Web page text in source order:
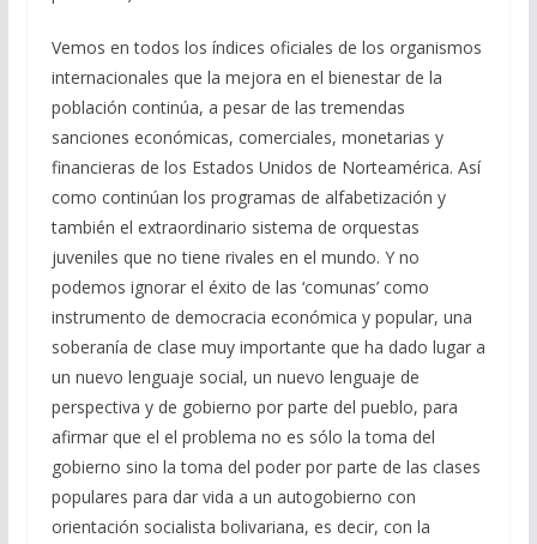
Vemos en todos los índices oficiales de los organismos
internacionales que la mejora en el bienestar de la
población continúa, a pesar de las tremendas
sanciones económicas, comerciales, monetarias y
financieras de los Estados Unidos de Norteamérica. Así
como continúan los programas de alfabetización y
también el extraordinario sistema de orquestas
juveniles que no tiene rivales en el mundo. Y no
podemos ignorar el éxito de las ‘comunas’ como
instrumento de democracia económica y popular, una
soberanía de clase muy importante que ha dado lugar a
un nuevo lenguaje social, un nuevo lenguaje de
perspectiva y de gobierno por parte del pueblo, para
afirmar que el el problema no es sólo la toma del
gobierno sino la toma del poder por parte de las clases
populares para dar vida a un autogobierno con
orientación socialista bolivariana, es decir, con la